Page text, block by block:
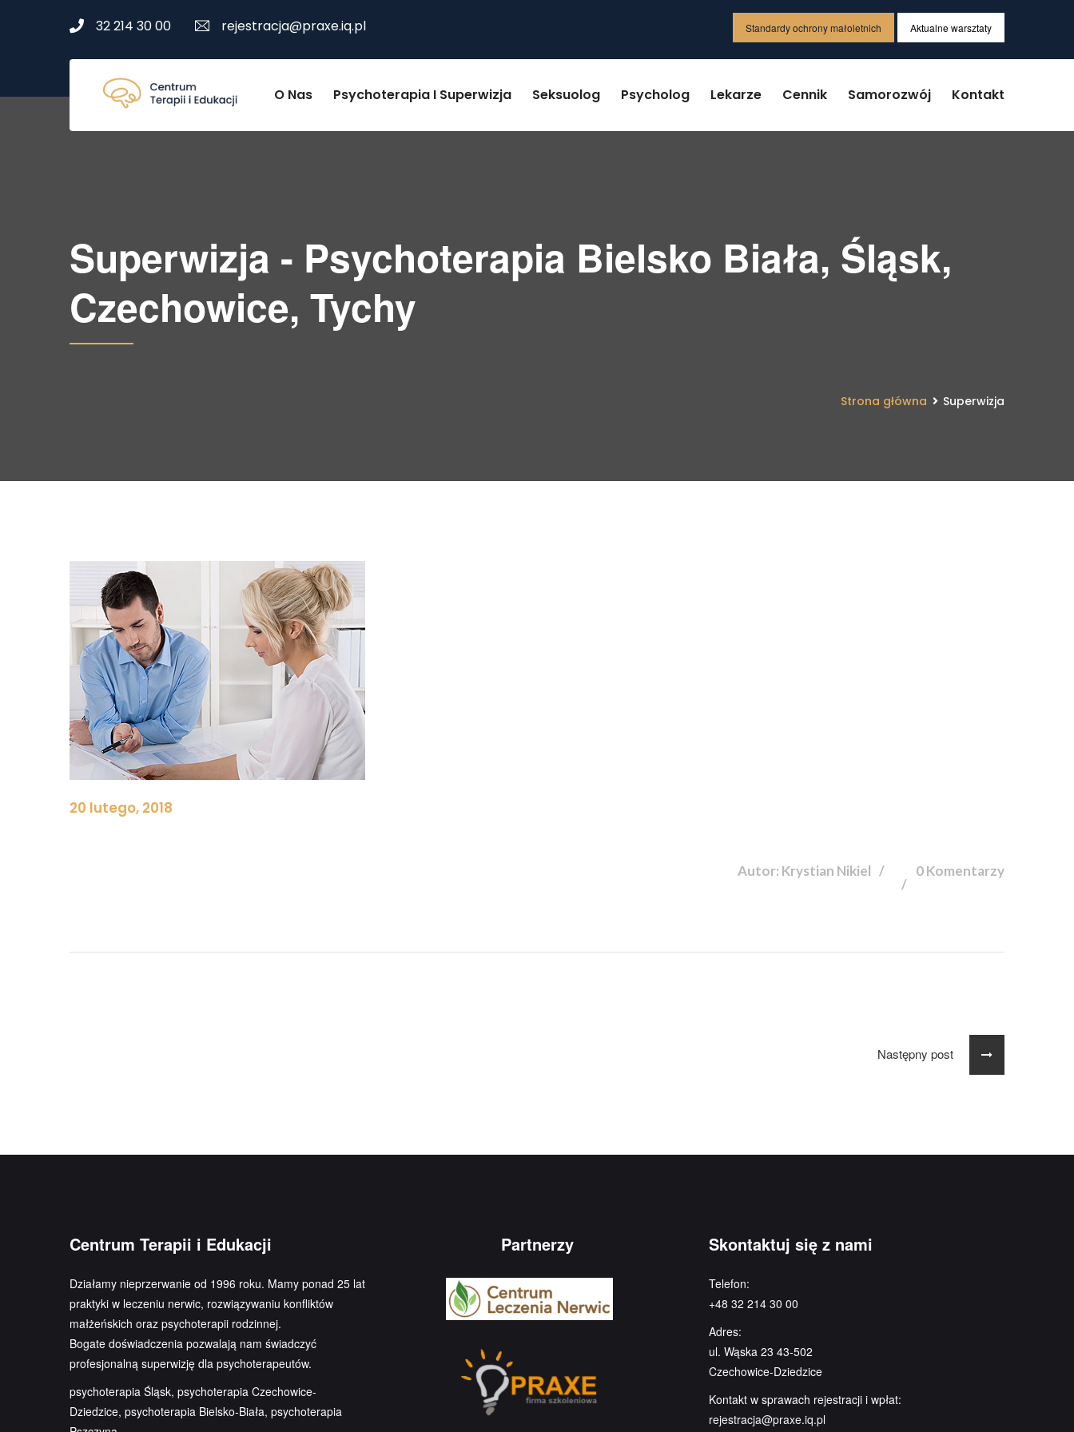
32 214 30 00 rejestracja@praxe.iq.pl Standardy ochrony małoletnich Aktualne warsztaty
O Nas Psychoterapia I Superwizja Seksuolog Psycholog Lekarze Cennik Samorozwój Kontakt
Superwizja - Psychoterapia Bielsko Biała, Śląsk,
Czechowice, Tychy
Strona główna Superwizja
20 lutego, 2018
Autor: Krystian Nikiel 0 Komentarzy
Następny post
Centrum Terapii i Edukacji
Działamy nieprzerwanie od 1996 roku. Mamy ponad 25 lat
praktyki w leczeniu nerwic, rozwiązywaniu konfliktów
małżeńskich oraz psychoterapii rodzinnej.
Bogate doświadczenia pozwalają nam świadczyć
profesjonalną superwizję dla psychoterapeutów.
psychoterapia Śląsk, psychoterapia Czechowice-
Dziedzice, psychoterapia Bielsko-Biała, psychoterapia
Partnerzy Skontaktuj się z nami
Telefon:
+48 32 214 30 00
Adres:
ul. Wąska 23 43-502
Czechowice-Dziedzice
Kontakt w sprawach rejestracji i wpłat:
rejestracja@praxe.iq.pl